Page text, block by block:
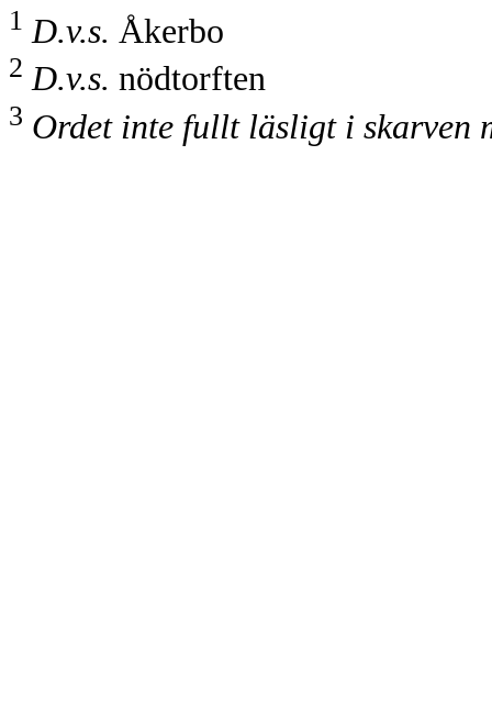
1 D.v.s. Åkerbo
2 D.v.s. nödtorften
3 Ordet inte fullt läsligt i skarven